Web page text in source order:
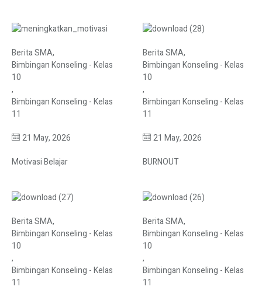
Berita SMA,
Bimbingan Konseling - Kelas
10
,
Bimbingan Konseling - Kelas
11
21 May, 2026
Motivasi Belajar
Berita SMA,
Bimbingan Konseling - Kelas
10
,
Bimbingan Konseling - Kelas
11
21 May, 2026
BURNOUT
Berita SMA,
Bimbingan Konseling - Kelas
10
,
Bimbingan Konseling - Kelas
11
Berita SMA,
Bimbingan Konseling - Kelas
10
,
Bimbingan Konseling - Kelas
11